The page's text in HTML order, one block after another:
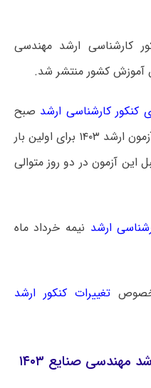
کارشناسی ارشد مهندسی
کنکور کارشناسی ارشد صبح
و عصر چهارم اسفندماه ۱۴۰۲ بود. آزمون ارشد ۱۴۰۳ برای اولین بار
این آزمون در دو روز متوالی
ارشد نیمه خرداد ماه
تغییرات کنکور ارشد
مهندسی صنایع ۱۴۰۳